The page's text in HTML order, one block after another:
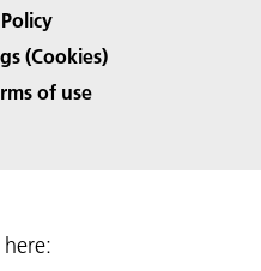
(Cookies)
of use